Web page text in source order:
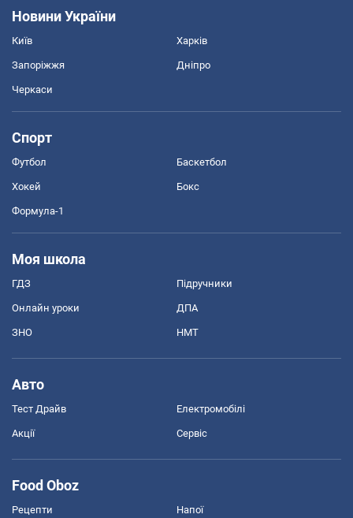
Новини України
Київ Харків
Запоріжжя Дніпро
Черкаси
Спорт
Футбол Баскетбол
Хокей Бокс
Формула-1
Моя школа
ГДЗ Підручники
Онлайн уроки ДПА
ЗНО НМТ
Авто
Тест Драйв Електромобілі
Акції Сервіс
Food Oboz
Рецепти Напої